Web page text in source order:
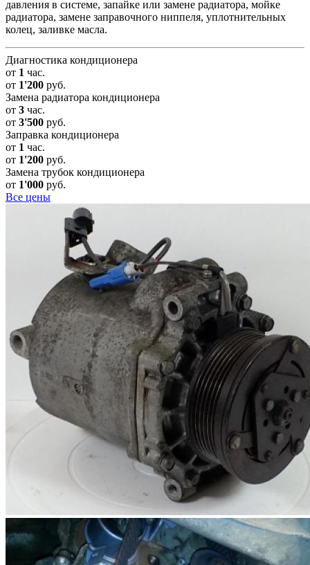
давления в системе, запайке или замене радиатора, мойке
радиатора, замене заправочного ниппеля, уплотнительных
колец, заливке масла.
Диагностика кондиционера
от 1 час.
от 1'200 руб.
Замена радиатора кондиционера
от 3 час.
от 3'500 руб.
Заправка кондиционера
от 1 час.
от 1'200 руб.
Замена трубок кондиционера
от 1'000 руб.
Все цены